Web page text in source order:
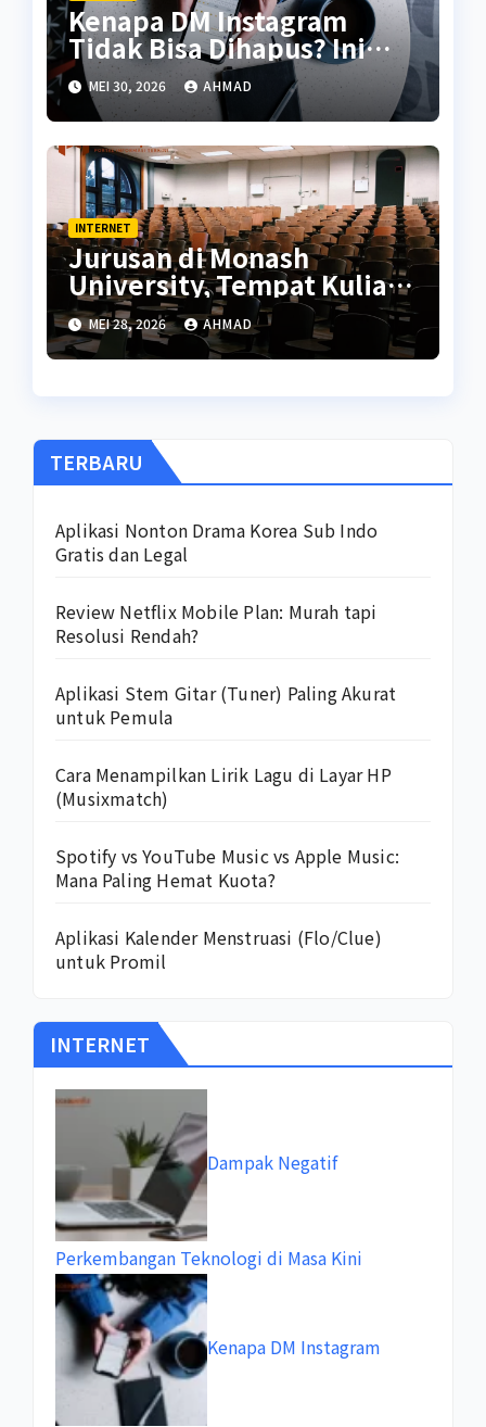
Kenapa DM Instagram
Tidak Bisa Dihapus? Ini
Penjelasannya
MEI 30, 2026 AHMAD
INTERNET
Jurusan di Monash
University, Tempat Kuliah
Iqbaal Ramadhan
MEI 28, 2026 AHMAD
TERBARU
Aplikasi Nonton Drama Korea Sub Indo
Gratis dan Legal
Review Netflix Mobile Plan: Murah tapi
Resolusi Rendah?
Aplikasi Stem Gitar (Tuner) Paling Akurat
untuk Pemula
Cara Menampilkan Lirik Lagu di Layar HP
(Musixmatch)
Spotify vs YouTube Music vs Apple Music:
Mana Paling Hemat Kuota?
Aplikasi Kalender Menstruasi (Flo/Clue)
untuk Promil
INTERNET
Dampak Negatif
Perkembangan Teknologi di Masa Kini
Kenapa DM Instagram